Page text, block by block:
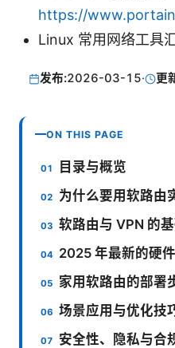
https://
Linux 常用网络工具
发布:2026-03-15· 更
ON THIS PAGE
目录与概览
为什么要用软路由
软路由与 VPN 的
2025 年最新的硬
家用软路由的部署
场景应用与优化技
安全性、隐私与合